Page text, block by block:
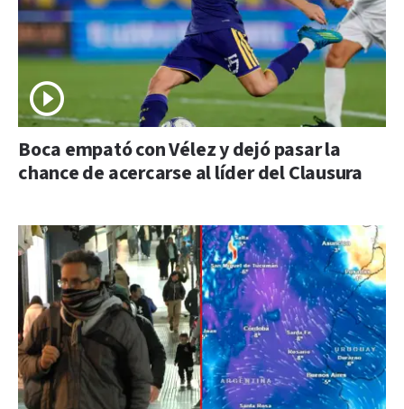
Boca empató con Vélez y dejó pasar la
chance de acercarse al líder del Clausura